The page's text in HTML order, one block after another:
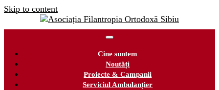
Skip to content
Cine suntem
Noutăți
Proiecte & Campanii
Serviciul Ambulanțier